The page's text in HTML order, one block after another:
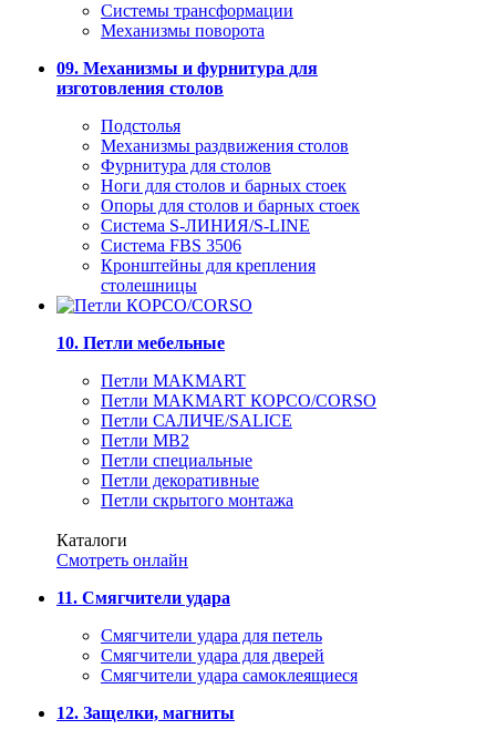
Системы трансформации
Механизмы поворота
09. Механизмы и фурнитура для
изготовления столов
Подстолья
Механизмы раздвижения столов
Фурнитура для столов
Ноги для столов и барных стоек
Опоры для столов и барных стоек
Система S-ЛИНИЯ/S-LINE
Система FBS 3506
Кронштейны для крепления
столешницы
10. Петли мебельные
Петли MAKMART
Петли MAKMART КОРСО/CORSO
Петли САЛИЧЕ/SALICE
Петли MB2
Петли специальные
Петли декоративные
Петли скрытого монтажа
Каталоги
Смотреть онлайн
11. Смягчители удара
Смягчители удара для петель
Смягчители удара для дверей
Cмягчители удара самоклеящиеся
12. Защелки, магниты